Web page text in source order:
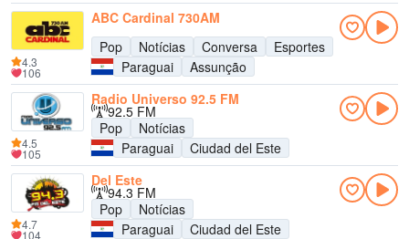
ABC Cardinal 730AM
Pop
Notícias Conversa
Esportes
Paraguai
Assunção
4.3
106
Radio Universo 92.5 FM
92.5 FM
Pop
Notícias
Paraguai
Ciudad del Este
4.5
105
Del Este
94.3 FM
Pop
Notícias
Paraguai
Ciudad del Este
4.7
104